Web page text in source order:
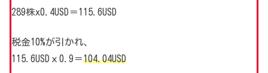
289株x0.4USD＝115.6USD
税金10%が引かれ、
115.6USDｘ0.9＝104.04USD